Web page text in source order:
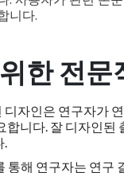
니다.
한 전
자인은 연구자가
합니다. 잘 디자인
통해 연구자는 연구